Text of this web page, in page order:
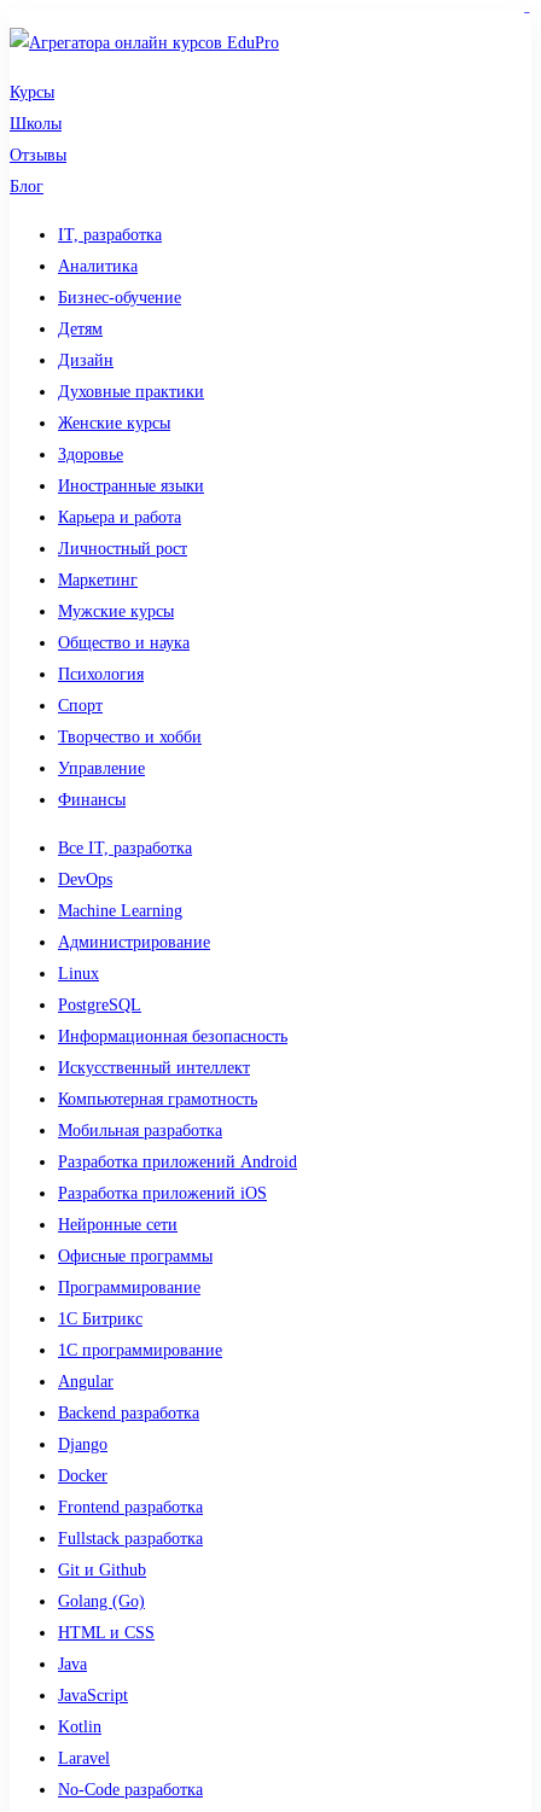
Курсы
Школы
Отзывы
Блог
IT, разработка
Аналитика
Бизнес-обучение
Детям
Дизайн
Духовные практики
Женские курсы
Здоровье
Иностранные языки
Карьера и работа
Личностный рост
Маркетинг
Мужские курсы
Общество и наука
Психология
Спорт
Творчество и хобби
Управление
Финансы
Все IT, разработка
DevOps
Machine Learning
Администрирование
Linux
PostgreSQL
Информационная безопасность
Искусственный интеллект
Компьютерная грамотность
Мобильная разработка
Разработка приложений Android
Разработка приложений iOS
Нейронные сети
Офисные программы
Программирование
1С Битрикс
1С программирование
Angular
Backend разработка
Django
Docker
Frontend разработка
Fullstack разработка
Git и Github
Golang (Go)
HTML и CSS
Java
JavaScript
Kotlin
Laravel
No-Code разработка